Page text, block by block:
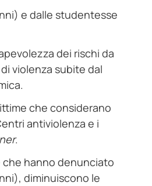
e dalle studentesse
dei rischi da
violenza subite dal
che considerano
antiviolenza e i
.
che hanno denunciato
diminuiscono le